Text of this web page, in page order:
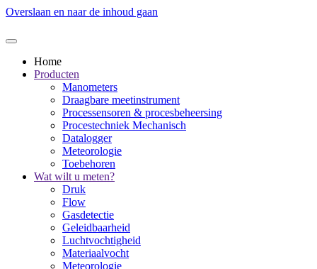
Overslaan en naar de inhoud gaan
Home
Producten
Manometers
Draagbare meetinstrument
Processensoren & procesbeheersing
Procestechniek Mechanisch
Datalogger
Meteorologie
Toebehoren
Wat wilt u meten?
Druk
Flow
Gasdetectie
Geleidbaarheid
Luchtvochtigheid
Materiaalvocht
Meteorologie